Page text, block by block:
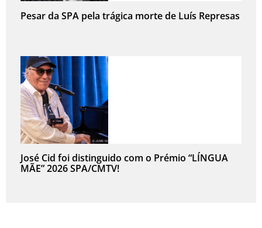
Pesar da SPA pela trágica morte de Luís Represas
José Cid foi distinguido com o Prémio “LÍNGUA
MÃE” 2026 SPA/CMTV!